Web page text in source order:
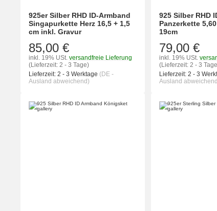
925er Silber RHD ID-Armband
Singapurkette Herz 16,5 + 1,5
cm inkl. Gravur
85,00 €
inkl. 19% USt. versandfreie Lieferung
(Lieferzeit: 2 - 3 Tage)
Lieferzeit: 2 - 3 Werktage (DE -
Ausland abweichend)
925 Silber RHD
Panzerkette
19cm
79,00 €
inkl. 19% USt.
(Lieferzeit: 2 - 3
Lieferzeit: 2 - 3
Ausland